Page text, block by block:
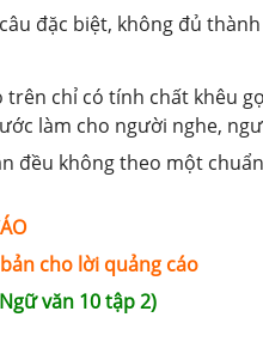
đặc biệt, không đủ
trên chỉ có tính chất khêu
làm cho người nghe,
đều không theo một
cho lời quảng cáo
văn 10 tập 2)